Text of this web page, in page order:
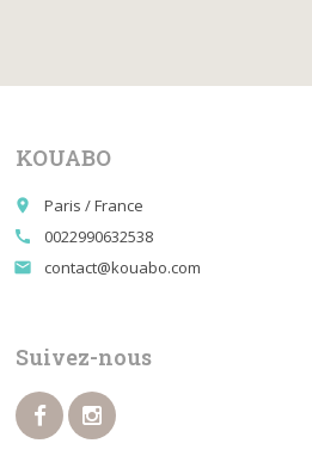
KOUABO
place Paris / France
call 0022990632538
email contact@kouabo.com
Suivez-nous